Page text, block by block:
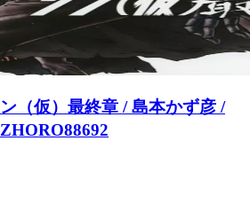
（仮）最終章 / 島本かず彦 /